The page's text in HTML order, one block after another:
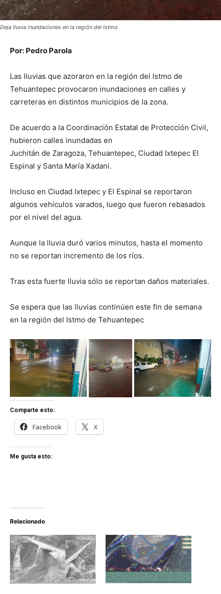
Deja lluvia inundaciones en la región del Istmo
Por: Pedro Parola
Las lluvias que azoraron en la región del Istmo de
Tehuantepec provocaron inundaciones en calles y
carreteras en distintos municipios de la zona.
De acuerdo a la Coordinación Estatal de Protección Civil,
hubieron calles inundadas en
Juchitán de Zaragoza, Tehuantepec, Ciudad Ixtepec El
Espinal y Santa María Xadani.
Incluso en Ciudad Ixtepec y El Espinal se reportaron
algunos vehículos varados, luego que fueron rebasados
por el nivel del agua.
Aunque la lluvia duró varios minutos, hasta el momento
no se reportan incremento de los ríos.
Tras esta fuerte lluvia sólo se reportan daños materiales.
Se espera que las lluvias continúen este fin de semana
en la región del Istmo de Tehuantepec
Comparte esto:
Facebook X
Me gusta esto:
Relacionado